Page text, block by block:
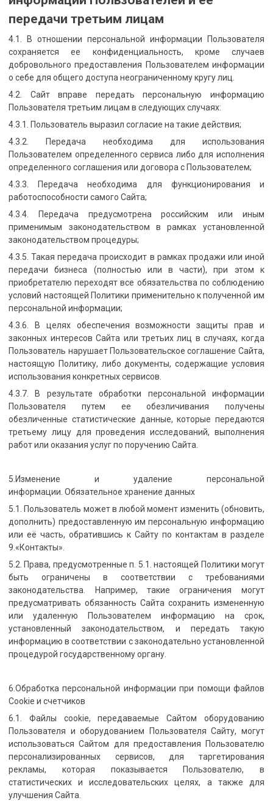
передачи третьим лицам
4.1. В отношении персональной информации Пользователя
сохраняется ее конфиденциальность, кроме случаев
добровольного предоставления Пользователем информации
о себе для общего доступа неограниченному кругу лиц.
4.2. Сайт вправе передать персональную информацию
Пользователя третьим лицам в следующих случаях:
4.3.1. Пользователь выразил согласие на такие действия;
4.3.2. Передача необходима для использования
Пользователем определенного сервиса либо для исполнения
определенного соглашения или договора с Пользователем;
4.3.3. Передача необходима для функционирования и
работоспособности самого Сайта;
4.3.4. Передача предусмотрена российским или иным
применимым законодательством в рамках установленной
законодательством процедуры;
4.3.5. Такая передача происходит в рамках продажи или иной
передачи бизнеса (полностью или в части), при этом к
приобретателю переходят все обязательства по соблюдению
условий настоящей Политики применительно к полученной им
персональной информации;
4.3.6. В целях обеспечения возможности защиты прав и
законных интересов Сайта или третьих лиц в случаях, когда
Пользователь нарушает Пользовательское соглашение Сайта,
настоящую Политику, либо документы, содержащие условия
использования конкретных сервисов.
4.3.7. В результате обработки персональной информации
Пользователя путем ее обезличивания получены
обезличенные статистические данные, которые передаются
третьему лицу для проведения исследований, выполнения
работ или оказания услуг по поручению Сайта.
5.Изменение и удаление персональной
информации. Обязательное хранение данных
5.1. Пользователь может в любой момент изменить (обновить,
дополнить) предоставленную им персональную информацию
или её часть, обратившись к Сайту по контактам в разделе
9.«Контакты».
5.2. Права, предусмотренные п. 5.1. настоящей Политики могут
быть ограничены в соответствии с требованиями
законодательства. Например, такие ограничения могут
предусматривать обязанность Сайта сохранить измененную
или удаленную Пользователем информацию на срок,
установленный законодательством, и передать такую
информацию в соответствии с законодательно установленной
процедурой государственному органу.
6.Обработка персональной информации при помощи файлов
Cookie и счетчиков
6.1. Файлы cookie, передаваемые Сайтом оборудованию
Пользователя и оборудованием Пользователя Сайту, могут
использоваться Сайтом для предоставления Пользователю
персонализированных сервисов, для таргетирования
рекламы, которая показывается Пользователю, в
статистических и исследовательских целях, а также для
улучшения Сайта.